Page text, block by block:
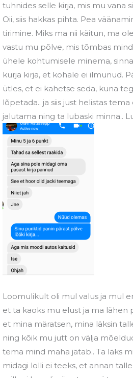
tuhnides selle kirja, mis mu
Oii, siis hakkas pihta. Pea
tirimine. Miks ma nii käitun, ma
vastu mu põlve, mis tõmbas
ühele kohtumisele minema,
kurja kirja, et kohale ei ilmunud.
ütles, et ei kahetse seda, kuna
lõpetada.. ja siis just helistas
jalutama ning ta lubaski minna..
Loomulikult oli mul valus ja mul
et ta kaoks mu elust ja ma lähen
et mina märatsen, mina läksin
ning kõik mu jutt on välja
tema mind maha jätab.. Ta läks
midagi lolli ei teeks, et annan